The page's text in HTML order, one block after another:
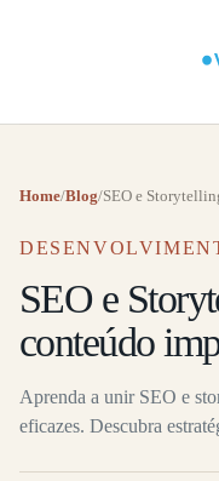
Home/Blog/SEO e
SEO e
conteúdo
Aprenda a unir SEO e
eficazes. Descubra